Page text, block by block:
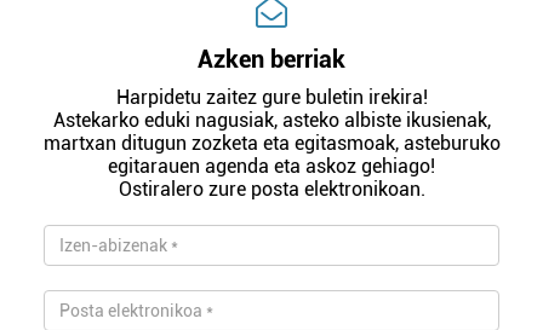
Azken berriak
Harpidetu zaitez gure buletin irekira!
Astekarko eduki nagusiak, asteko albiste ikusienak,
martxan ditugun zozketa eta egitasmoak, asteburuko
egitarauen agenda eta askoz gehiago!
Ostiralero zure posta elektronikoan.